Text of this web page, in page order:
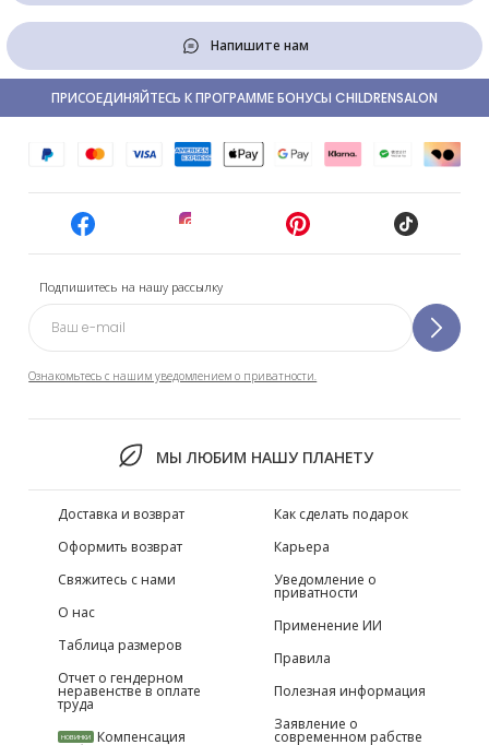
Напишите нам
Подпишитесь на нашу рассылку
Ознакомьтесь с нашим уведомлением о приватности.
МЫ ЛЮБИМ НАШУ ПЛАНЕТУ
ПРИСОЕДИНЯЙТЕСЬ К ПРОГРАММЕ БОНУСЫ CHILDRENSALON
Доставка и возврат
Оформить возврат
Свяжитесь с нами
О нас
Таблица размеров
Отчет о гендерном
неравенстве в оплате
труда
НОВИНКИ Компенсация
Как сделать подарок
Карьера
Уведомление о
приватности
Применение ИИ
Правила
Полезная информация
Заявление о
современном рабстве